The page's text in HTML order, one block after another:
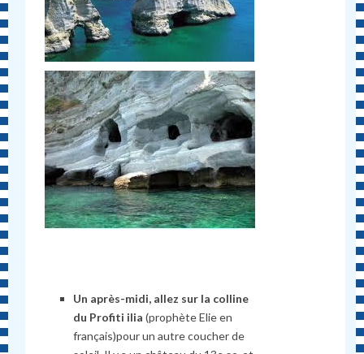
Un après-midi, allez sur la colline
du Profiti ilia (prophète Elie en
français)pour un autre coucher de